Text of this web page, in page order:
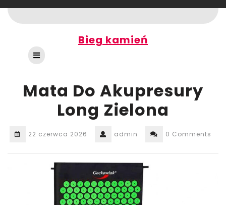
to
content
Bieg kamień
Open
Button
Mata Do Akupresury
Long Zielona
22 czerwca 2026 admin 0 Comments